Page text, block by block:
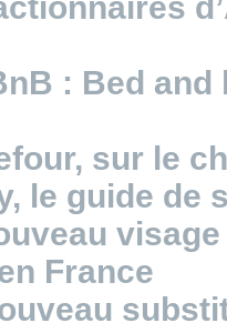
: Bed
sur le
le guide de
France